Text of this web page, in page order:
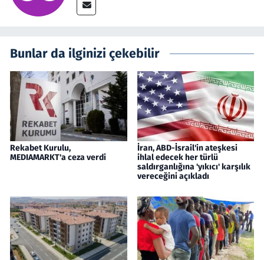
Bunlar da ilginizi çekebilir
Rekabet Kurulu,
MEDIAMARKT'a ceza verdi
İran, ABD-İsrail'in ateşkesi
ihlal edecek her türlü
saldırganlığına 'yıkıcı' karşılık
vereceğini açıkladı